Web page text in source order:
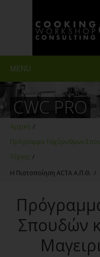
MENU
CWC PRO
Αρχική /
Πρόγραμμα Ταχύρυθμων
Τέχνης /
Η Πιστοποίηση ΑCTA Α.Π.Θ. /
Σπουδών